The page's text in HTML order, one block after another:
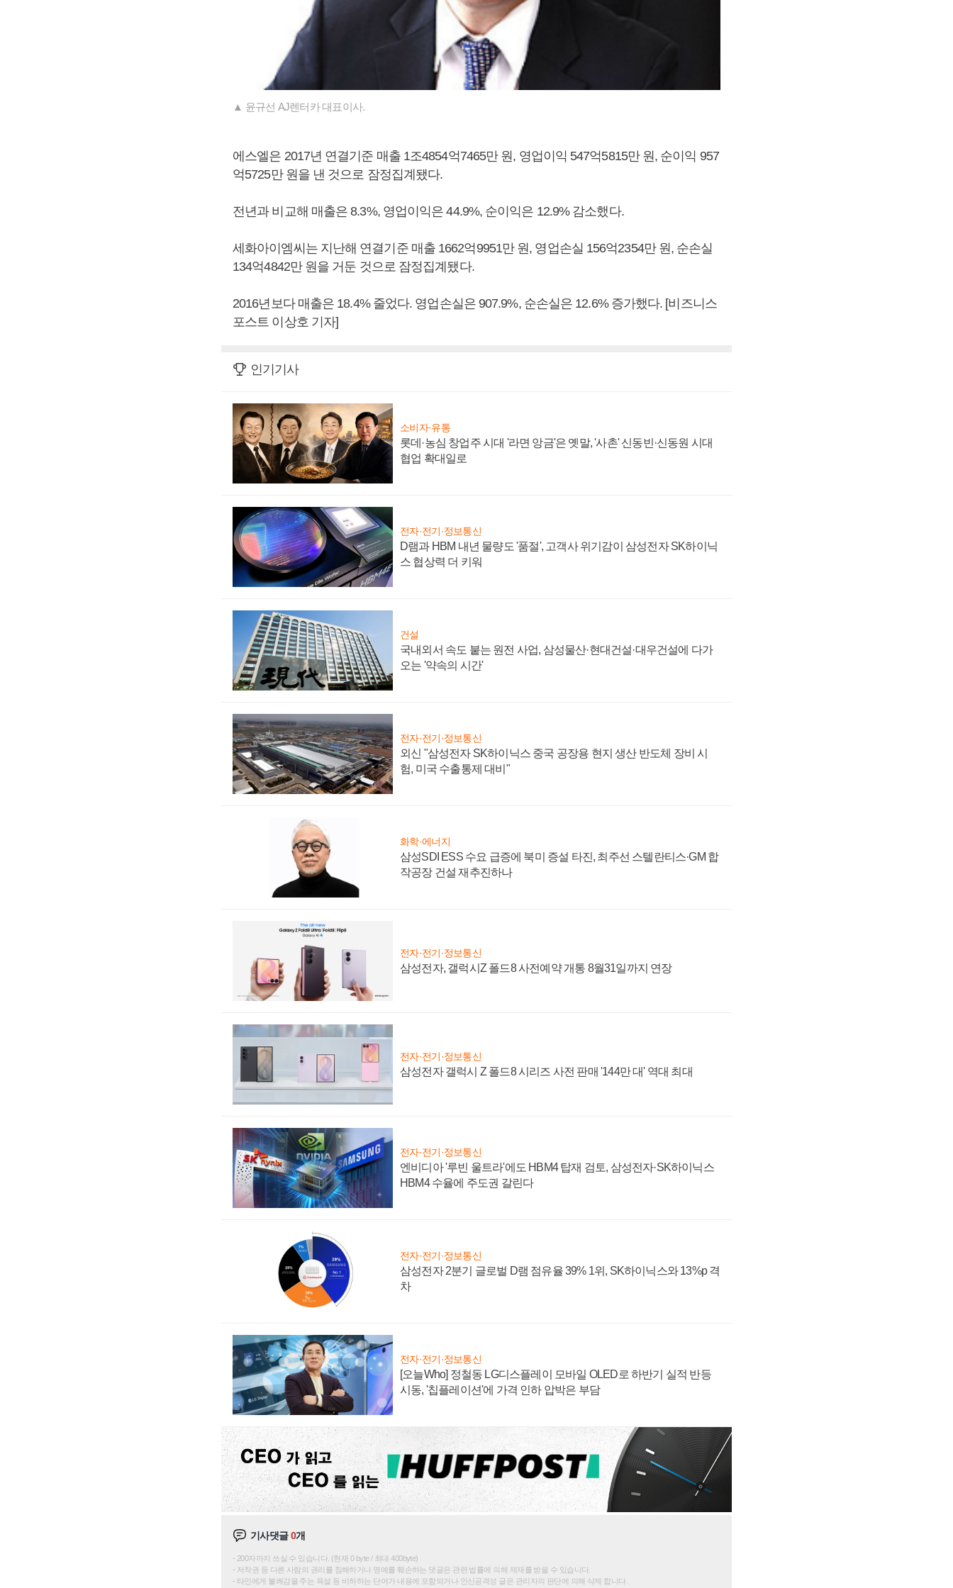
▲ 윤규선 AJ렌터카 대표이사.
에스엘은 2017년 연결기준 매출 1조4854억7465만 원, 영업이익 547억5815만 원, 순이익 957
억5725만 원을 낸 것으로 잠정집계됐다.
전년과 비교해 매출은 8.3%, 영업이익은 44.9%, 순이익은 12.9% 감소했다.
세화아이엠씨는 지난해 연결기준 매출 1662억9951만 원, 영업손실 156억2354만 원, 순손실
134억4842만 원을 거둔 것으로 잠정집계됐다.
2016년보다 매출은 18.4% 줄었다. 영업손실은 907.9%, 순손실은 12.6% 증가했다. [비즈니스
포스트 이상호 기자]
인기기사
소비자·유통
롯데·농심 창업주 시대 '라면 앙금'은 옛말, '사촌' 신동빈·신동원 시대
협업 확대일로
전자·전기·정보통신
D램과 HBM 내년 물량도 '품절', 고객사 위기감이 삼성전자 SK하이닉
스 협상력 더 키워
건설
국내외서 속도 붙는 원전 사업, 삼성물산·현대건설·대우건설에 다가
오는 '약속의 시간'
전자·전기·정보통신
외신 "삼성전자 SK하이닉스 중국 공장용 현지 생산 반도체 장비 시
험, 미국 수출통제 대비"
화학·에너지
삼성SDI ESS 수요 급증에 북미 증설 타진, 최주선 스텔란티스·GM 합
작공장 건설 재추진하나
전자·전기·정보통신
삼성전자, 갤럭시Z 폴드8 사전예약 개통 8월31일까지 연장
전자·전기·정보통신
삼성전자 갤럭시 Z 폴드8 시리즈 사전 판매 '144만 대' 역대 최대
전자·전기·정보통신
엔비디아 '루빈 울트라'에도 HBM4 탑재 검토, 삼성전자·SK하이닉스
HBM4 수율에 주도권 갈린다
전자·전기·정보통신
삼성전자 2분기 글로벌 D램 점유율 39% 1위, SK하이닉스와 13%p 격
차
전자·전기·정보통신
[오늘Who] 정철동 LG디스플레이 모바일 OLED로 하반기 실적 반등
시동, '칩플레이션'에 가격 인하 압박은 부담
기사댓글0개
200자까지 쓰실 수 있습니다. (현재 0 byte / 최대 400byte)
저작권 등 다른 사람의 권리를 침해하거나 명예를 훼손하는 댓글은 관련 법률에 의해 제재를 받을 수 있습니다.
타인에게 불쾌감을 주는 욕설 등 비하하는 단어가 내용에 포함되거나 인신공격성 글은 관리자의 판단에 의해 삭제 합니다.